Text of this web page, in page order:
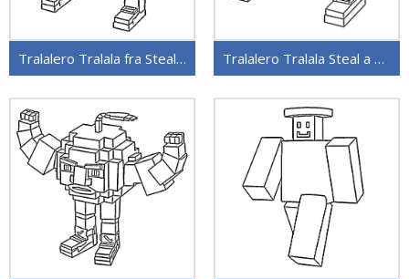
Tralalero Tralala fra Steal a Brainrot Tralalero Tralala Steal a Brainrot